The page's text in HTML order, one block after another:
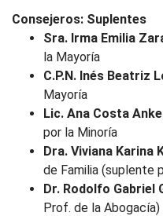
Consejeros: Suplentes
Sra. Irma Emilia
la Mayoría
C.P.N. Inés Beatriz
Mayoría
Lic. Ana Costa
por la Minoría
Dra. Viviana Karina
de Familia (suplente
Dr. Rodolfo Gabriel
Prof. de la Abogacía)